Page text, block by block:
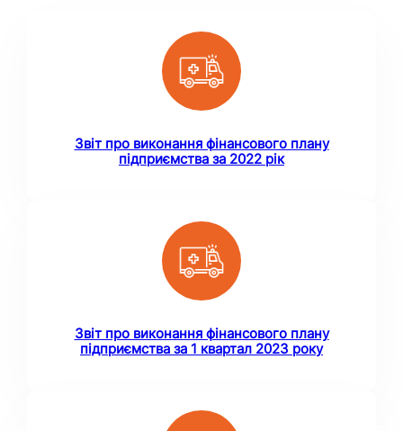
Звіт про виконання фінансового плану
підприємства за 2022 рік
Звіт про виконання фінансового плану
підприємства за 1 квартал 2023 року